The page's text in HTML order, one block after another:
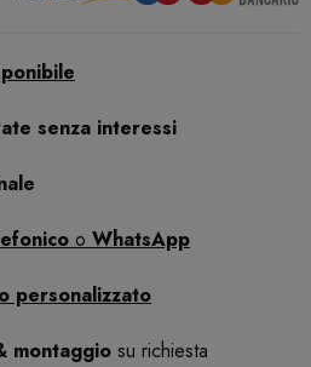
senza interessi
o WhatsApp
personalizzato
montaggio su richiesta